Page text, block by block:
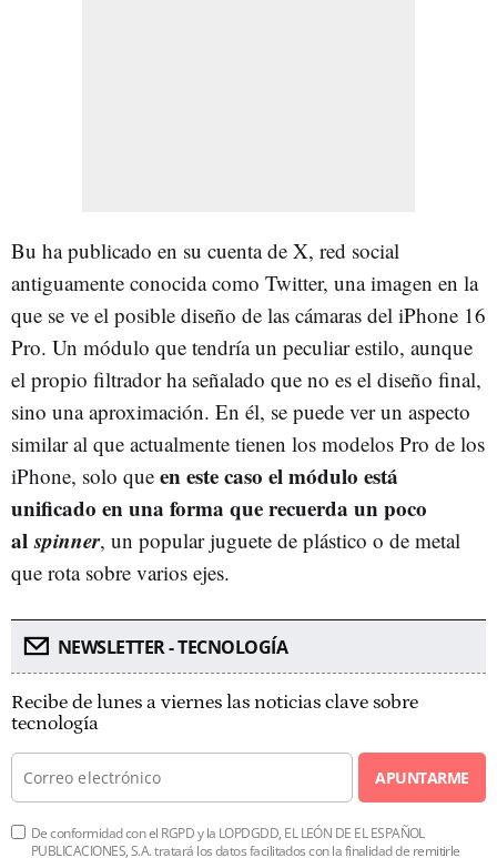
Bu ha publicado en su cuenta de X, red social
antiguamente conocida como Twitter, una imagen en la
que se ve el posible diseño de las cámaras del iPhone 16
Pro. Un módulo que tendría un peculiar estilo, aunque
el propio filtrador ha señalado que no es el diseño final,
sino una aproximación. En él, se puede ver un aspecto
similar al que actualmente tienen los modelos Pro de los
iPhone, solo que en este caso el módulo está
unificado en una forma que recuerda un poco
alspinner, un popular juguete de plástico o de metal
que rota sobre varios ejes.
NEWSLETTER - TECNOLOGÍA
Recibe de lunes a viernes las noticias clave sobre
tecnología
APUNTARME
De conformidad con el RGPD y la LOPDGDD, EL LEÓN DE EL ESPAÑOL
PUBLICACIONES, S.A. tratará los datos facilitados con la finalidad de remitirle